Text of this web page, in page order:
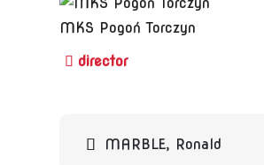
MKS Pogoń Torczyn
Beitragsnavigation
MARBLE, Ronald